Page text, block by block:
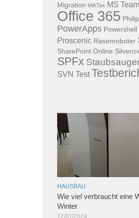
Migration MiKTex MS
Office 365
PowerApps Powershell
Proscenic Rasenroboter
SharePoint Online
SPFx
SVN Test
HAUSBAU
Wie viel verbraucht eine
Winter
12/01/2024